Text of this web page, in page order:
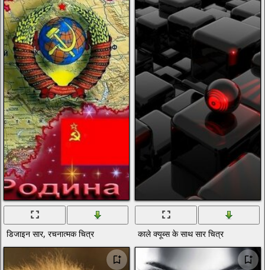
डिजाइन सार, रचनात्मक चित्र काले क्यूब्स के साथ सार चित्र